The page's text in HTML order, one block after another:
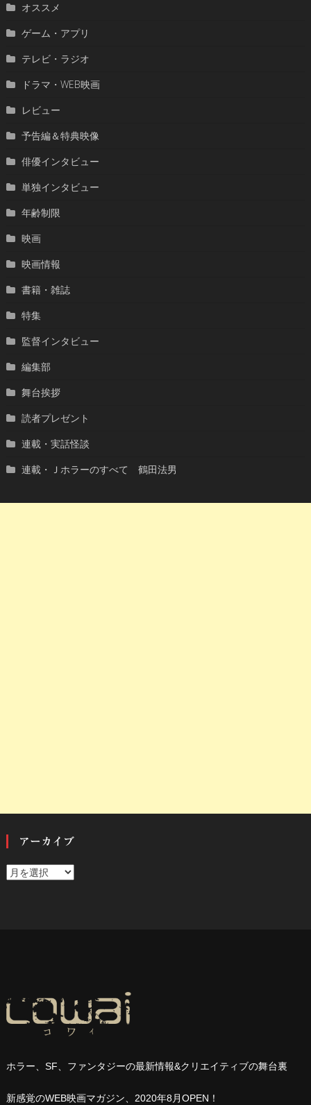
オススメ
ゲーム・アプリ
テレビ・ラジオ
ドラマ・WEB映画
レビュー
予告編＆特典映像
俳優インタビュー
単独インタビュー
年齢制限
映画
映画情報
書籍・雑誌
特集
監督インタビュー
編集部
舞台挨拶
読者プレゼント
連載・実話怪談
連載・Ｊホラーのすべて 鶴田法男
アーカイブ
ア
ホラー、SF、ファンタジーの最新情報&クリエイティブの舞台裏
新感覚のWEB映画マガジン、2020年8月OPEN ！